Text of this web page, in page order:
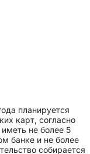
планируется
карт, согласно
не более 5
банке и не более
собирается